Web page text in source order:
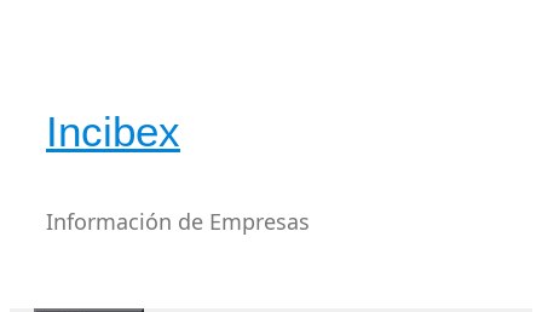
Incibex
Información de Empresas